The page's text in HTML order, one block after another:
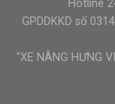
Hotline
GPDDKKD số
"XE NÂNG HƯNG